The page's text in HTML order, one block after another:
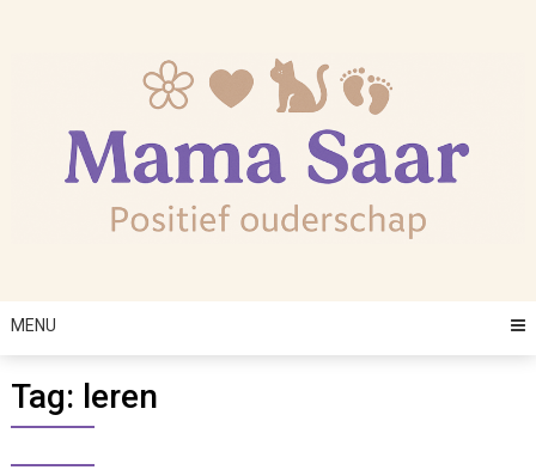
MENU
Tag: leren